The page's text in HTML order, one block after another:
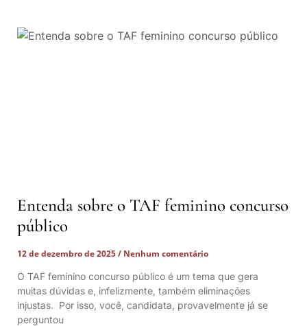
Entenda sobre o TAF feminino concurso
público
12 de dezembro de 2025
Nenhum comentário
O TAF feminino concurso público é um tema que gera
muitas dúvidas e, infelizmente, também eliminações
injustas. Por isso, você, candidata, provavelmente já se
perguntou